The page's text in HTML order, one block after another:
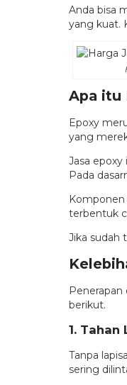
Anda bisa
yang kuat.
Apa itu
Epoxy
yang
Jasa
Pada
terbentuk
Jika sudah
berikut.
1. Tahan
Tanpa
sering